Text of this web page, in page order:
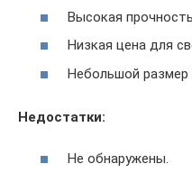
Высокая
Низкая цена для
Небольшой размер
Недостатки:
Не обнаружены.